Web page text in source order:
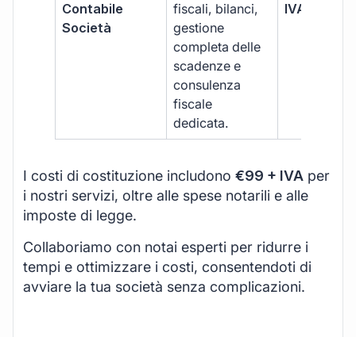
Contabile
Società
fiscali, bilanci,
gestione
completa delle
scadenze e
consulenza
fiscale
dedicata.
IVA/
I costi di costituzione includono €99 + IVA per
i nostri servizi, oltre alle spese notarili e alle
imposte di legge.
Collaboriamo con notai esperti per ridurre i
tempi e ottimizzare i costi, consentendoti di
avviare la tua società senza complicazioni.